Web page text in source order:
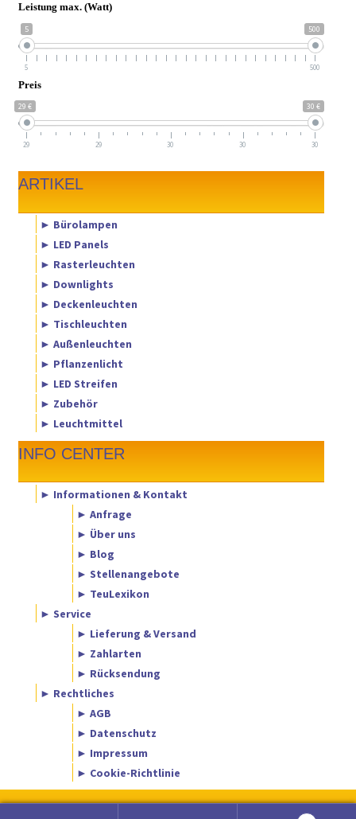
Leistung max. (Watt)
5 500
5 500
Preis
29 € 30 €
29 29 30 30 30
ARTIKEL
► Bürolampen
► LED Panels
► Rasterleuchten
► Downlights
► Deckenleuchten
► Tischleuchten
► Außenleuchten
► Pflanzenlicht
► LED Streifen
► Zubehör
► Leuchtmittel
INFO CENTER
► Informationen & Kontakt
► Anfrage
► Über uns
► Blog
► Stellenangebote
► TeuLexikon
► Service
► Lieferung & Versand
► Zahlarten
► Rücksendung
► Rechtliches
► AGB
► Datenschutz
► Impressum
► Cookie-Richtlinie